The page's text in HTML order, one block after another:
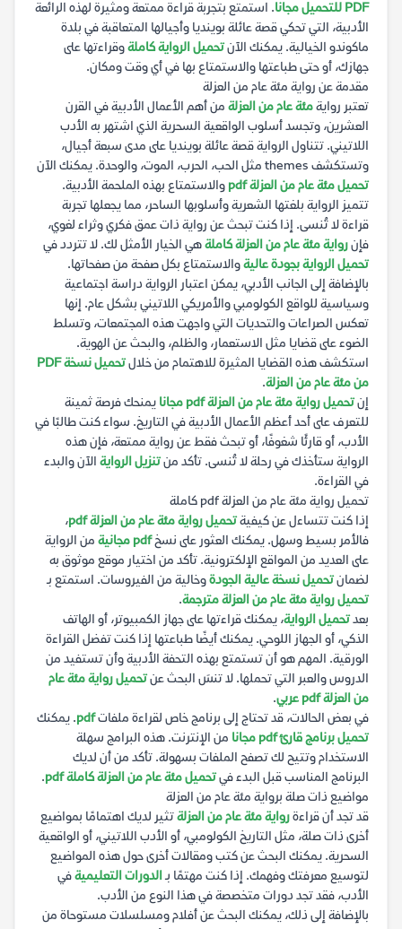
PDF للتحميل مجانا
. استمتع بتجربة قراءة ممتعة ومثيرة لهذه الرائعة
الأدبية، التي تحكي قصة عائلة بوينديا وأجيالها المتعاقبة في بلدة
ماكوندو الخيالية. يمكنك الآنتحميل الرواية كاملةوقراءتها على
جهازك، أو حتى طباعتها والاستمتاع بها في أي وقت ومكان.
مقدمة عن رواية مئة عام من العزلة
تعتبر روايةمئة عام من العزلة من أهم الأعمال الأدبية في القرن
العشرين، وتجسد أسلوب الواقعية السحرية الذي اشتهر به الأدب
اللاتيني. تتناول الرواية قصة عائلة بوينديا على مدى سبعة أجيال،
وتستكشف themes مثل الحب، الحرب، الموت، والوحدة. يمكنك الآن
تحميل مئة عام من العزلة pdf
والاستمتاع بهذه الملحمة الأدبية.
تتميز الرواية بلغتها الشعرية وأسلوبها الساحر، مما يجعلها تجربة
قراءة لا تُنسى. إذا كنت تبحث عن رواية ذات عمق فكري وثراء لغوي،
فإنرواية مئة عام من العزلة كاملةهي الخيار الأمثل لك. لا تتردد في
تحميل الرواية بجودة عاليةوالاستمتاع بكل صفحة من صفحاتها.
بالإضافة إلى الجانب الأدبي، يمكن اعتبار الرواية دراسة اجتماعية
وسياسية للواقع الكولومبي والأمريكي اللاتيني بشكل عام. إنها
تعكس الصراعات والتحديات التي واجهت هذه المجتمعات، وتسلط
الضوء على قضايا مثل الاستعمار، والظلم، والبحث عن الهوية.
استكشف هذه القضايا المثيرة للاهتمام من خلال
تحميل نسخة PDF
من مئة عام من العزلة.
إنتحميل رواية مئة عام من العزلة pdf مجانا
يمنحك فرصة ثمينة
للتعرف على أحد أعظم الأعمال الأدبية في التاريخ. سواء كنت طالبًا في
الأدب، أو قارئًا شغوفًا، أو تبحث فقط عن رواية ممتعة، فإن هذه
الرواية ستأخذك في رحلة لا تُنسى. تأكد منتنزيل الرواية الآن والبدء
في القراءة.
تحميل رواية مئة عام من العزلة pdf كاملة
إذا كنت تتساءل عن كيفيةتحميل رواية مئة عام من العزلة pdf
،
فالأمر بسيط وسهل. يمكنك العثور على نسخpdf مجانية
من الرواية
على العديد من المواقع الإلكترونية. تأكد من اختيار موقع موثوق به
لضمانتحميل نسخة عالية الجودةوخالية من الفيروسات. استمتع بـ
تحميل رواية مئة عام من العزلة مترجمة.
بعدتحميل الرواية، يمكنك قراءتها على جهاز الكمبيوتر، أو الهاتف
الذكي، أو الجهاز اللوحي. يمكنك أيضًا طباعتها إذا كنت تفضل القراءة
الورقية. المهم هو أن تستمتع بهذه التحفة الأدبية وأن تستفيد من
الدروس والعبر التي تحملها. لا تنسَ البحث عنتحميل رواية مئة عام
من العزلة pdf عربي
.
في بعض الحالات، قد تحتاج إلى برنامج خاص لقراءة ملفاتpdf. يمكنك
تحميل برنامج قارئ pdf مجانا
من الإنترنت. هذه البرامج سهلة
الاستخدام وتتيح لك تصفح الملفات بسهولة. تأكد من أن لديك
البرنامج المناسب قبل البدء فيتحميل مئة عام من العزلة كاملة pdf
.
مواضيع ذات صلة برواية مئة عام من العزلة
قد تجد أن قراءةرواية مئة عام من العزلةتثير لديك اهتمامًا بمواضيع
أخرى ذات صلة، مثل التاريخ الكولومبي، أو الأدب اللاتيني، أو الواقعية
السحرية. يمكنك البحث عن كتب ومقالات أخرى حول هذه المواضيع
لتوسيع معرفتك وفهمك. إذا كنت مهتمًا بـالدورات التعليميةفي
الأدب، فقد تجد دورات متخصصة في هذا النوع من الأدب.
بالإضافة إلى ذلك، يمكنك البحث عن أفلام ومسلسلات مستوحاة من